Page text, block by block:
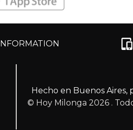
Hecho en Buenos
© Hoy Milonga 2026 .